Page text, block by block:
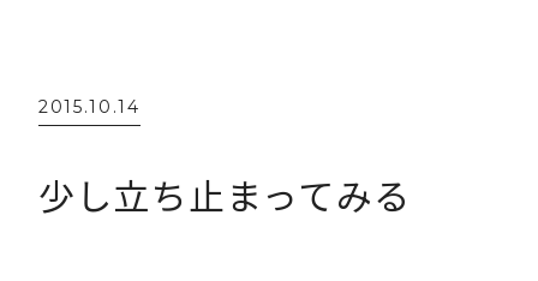
2015.10.14
少し立ち止まってみる